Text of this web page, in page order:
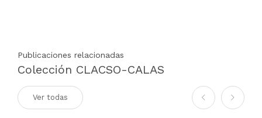
Publicaciones relacionadas
Colección CLACSO-CALAS
Ver todas